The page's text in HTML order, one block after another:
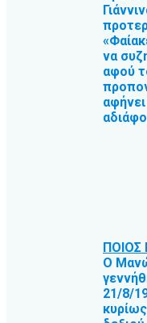
να
αφού
ΠΟΙΟΣ
Ο
21/8/